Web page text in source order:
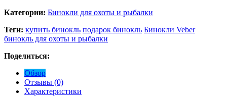
Категории: Бинокли для охоты и рыбалки
Теги: купить бинокль подарок бинокль Бинокли Veber
бинокль для охоты и рыбалки
Поделиться:
Обзор
Отзывы (0)
Характеристики